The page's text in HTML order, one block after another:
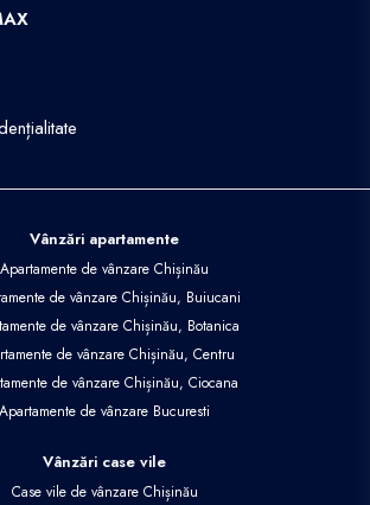
Vânzări apartamente
Apartamente de vânzare Chișinău
de vânzare Chișinău, Buiucani
de vânzare Chișinău, Botanica
de vânzare Chișinău, Centru
de vânzare Chișinău, Ciocana
Apartamente de vânzare Bucuresti
Vânzări case vile
Case vile de vânzare Chișinău